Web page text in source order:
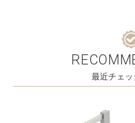
最近チェ